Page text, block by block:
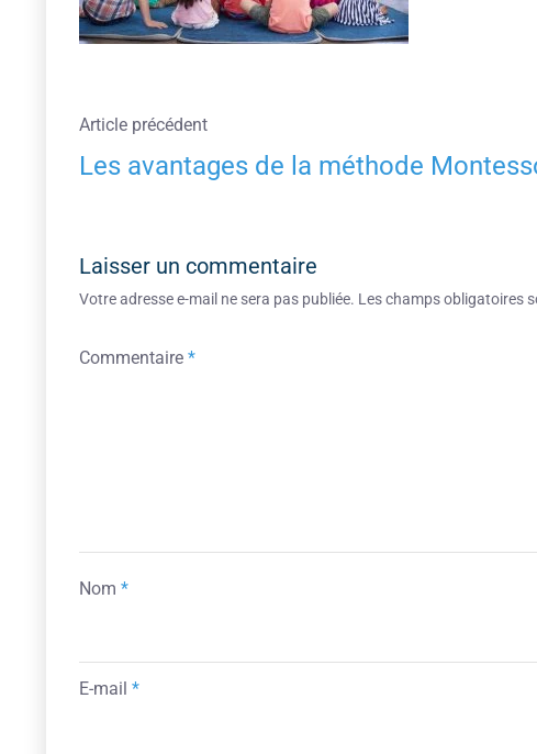
Article précédent
Les avantages de la méthode
Laisser un commentaire
Votre adresse e-mail ne sera pas publiée. Les champs obligatoires
Commentaire *
Nom *
E-mail *